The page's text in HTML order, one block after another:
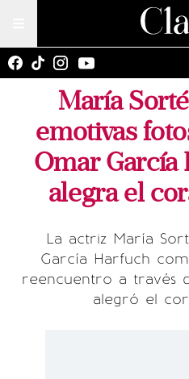
María
emotivas
Omar García
alegra el
La actriz María
García Harfuch
reencuentro a través
alegró el